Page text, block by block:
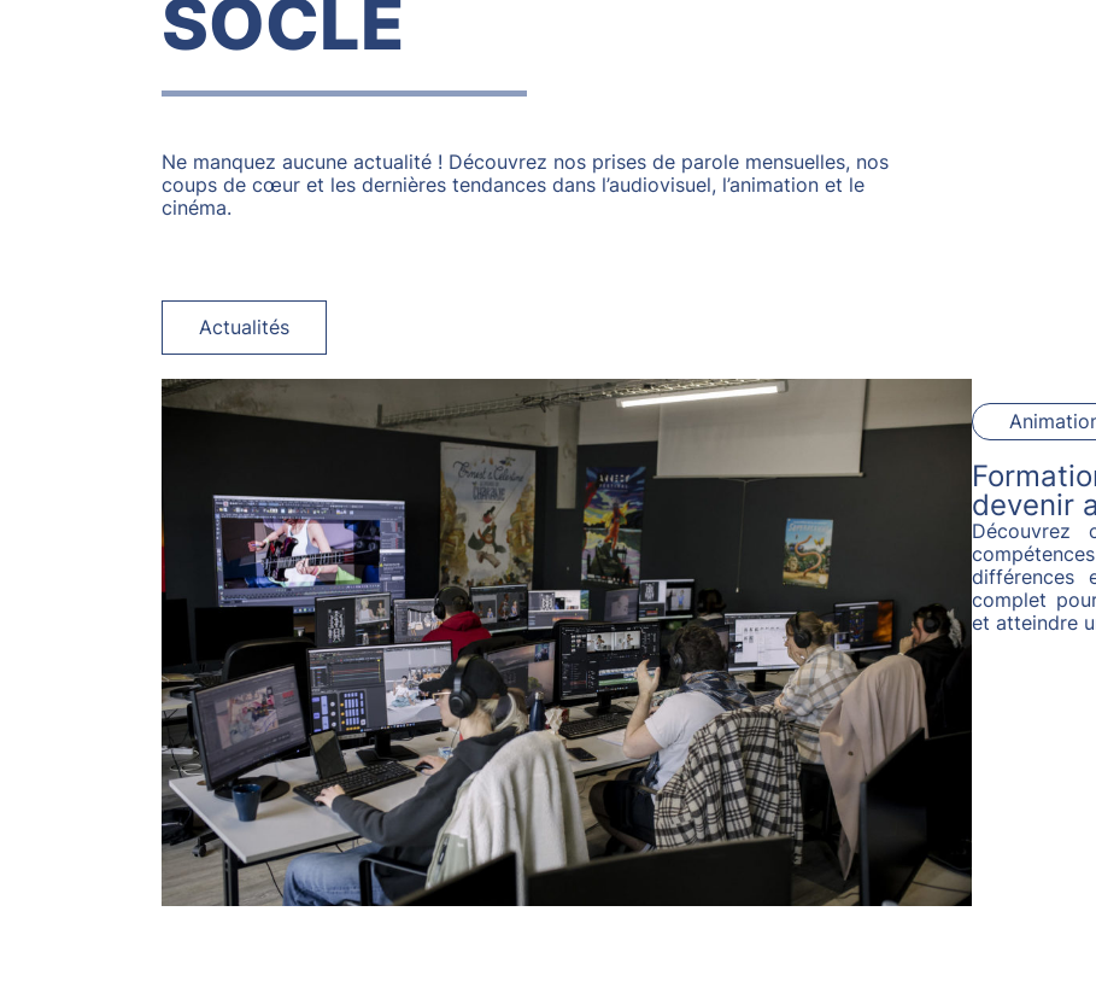
SOCLE
Ne manquez aucune actualité ! Découvrez nos prises de parole mensuelles, nos
coups de cœur et les dernières tendances dans l’audiovisuel, l’animation et le
cinéma.
Actualités
devenir
Découvrez
différences
complet
et atteindre